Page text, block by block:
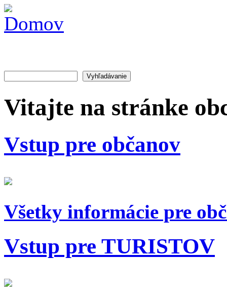
Skočiť na hlavný obsah
Vitajte na stránke
Vstup pre občanov
Všetky informácie pre
Vstup pre TURISTOV